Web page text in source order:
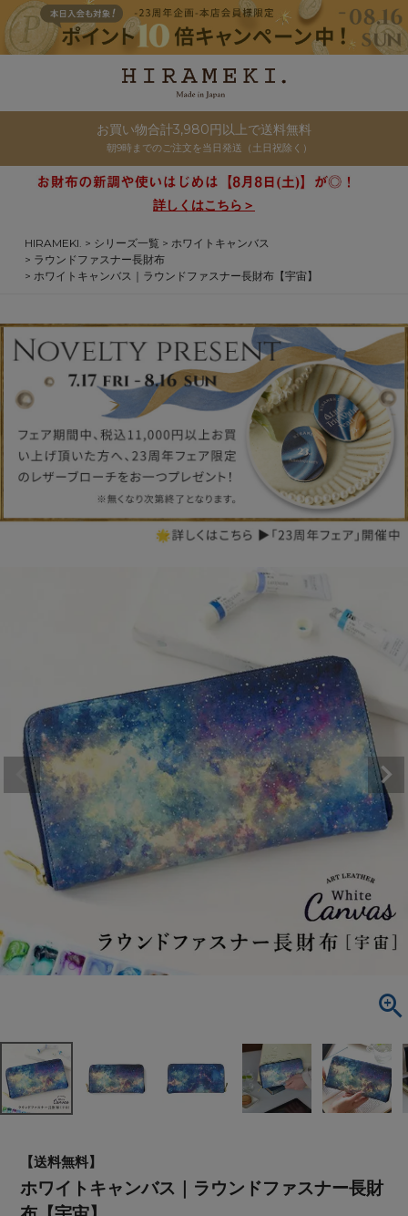
お買い物合計3,980円以上で送料無料
朝9時までのご注文を当日発送（土日祝除く）
詳しくはこちら＞
HIRAMEKI. シリーズ一覧
ホワイトキャンバス
ラウンドファスナー長財布
ホワイトキャンバス｜ラウンドファスナー長財布【宇宙】
【送料無料】
ホワイトキャンバス｜ラウンドファスナー長財